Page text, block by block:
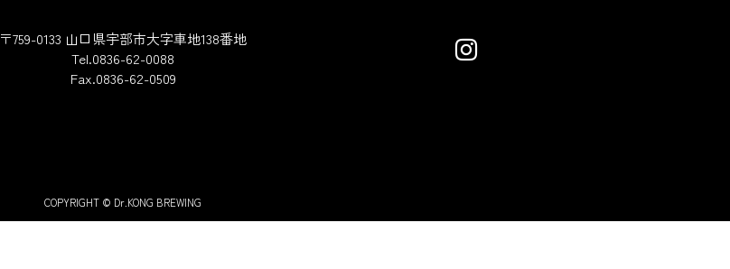
〒759-0133 山口県宇部市大字車地138番地
Tel.0836-62-0088
Fax.0836-62-0509
COPYRIGHT © Dr.KONG BREWING